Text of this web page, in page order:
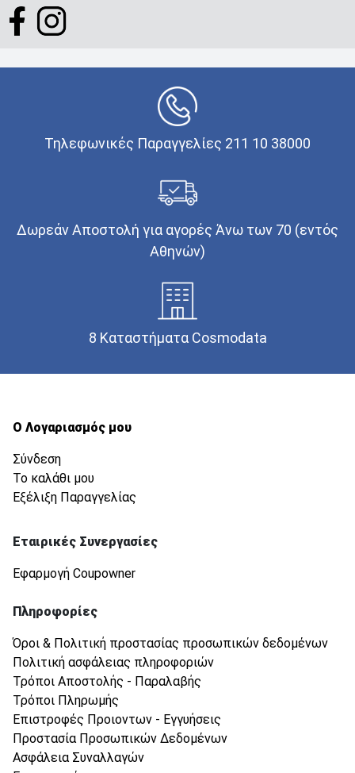
Τηλεφωνικές Παραγγελίες 211 10 38000
Δωρεάν Αποστολή για αγορές Άνω των 70 (εντός
Αθηνών)
8 Καταστήματα Cosmodata
Ο Λογαριασμός μου
Σύνδεση
Το καλάθι μου
Εξέλιξη Παραγγελίας
Εταιρικές Συνεργασίες
Εφαρμογή Coupowner
Πληροφορίες
Όροι & Πολιτική προστασίας προσωπικών δεδομένων
Πολιτική ασφάλειας πληροφοριών
Τρόποι Αποστολής - Παραλαβής
Τρόποι Πληρωμής
Επιστροφές Προιοντων - Εγγυήσεις
Προστασία Προσωπικών Δεδομένων
Ασφάλεια Συναλλαγών